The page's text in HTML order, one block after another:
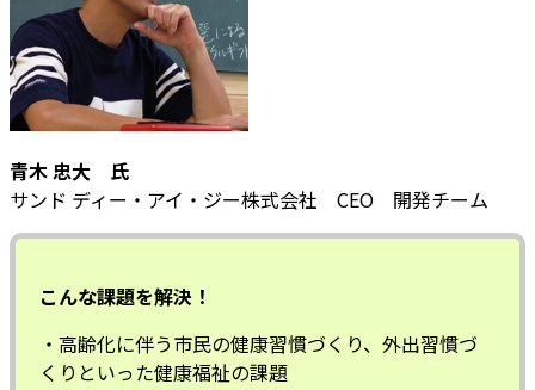
青木 忠大 氏
サンド ディー・アイ・ジー株式会社 CEO 開発チーム
こんな課題を解決！
・高齢化に伴う市民の健康習慣づくり、外出習慣づ
くりといった健康福祉の課題